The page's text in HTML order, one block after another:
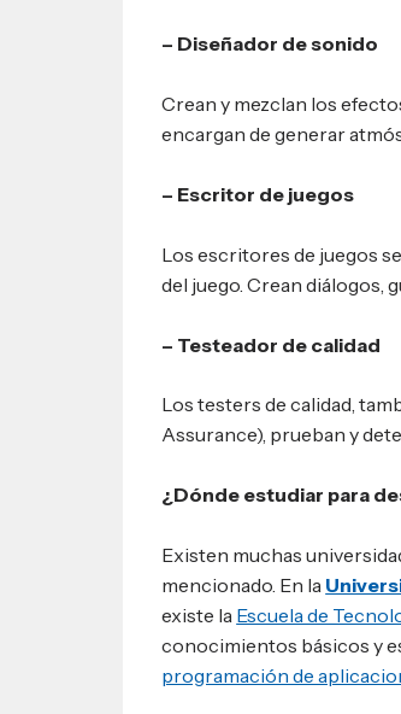
– Diseñador de sonido
Crean y mezclan los
encargan de generar
– Escritor de juegos
Los escritores de juegos
del juego. Crean diálogos,
– Testeador de calidad
Los testers de calidad,
Assurance), prueban y
¿Dónde estudiar para
Existen muchas
mencionado. En la
existe la Escuela de
conocimientos básicos y
programación de